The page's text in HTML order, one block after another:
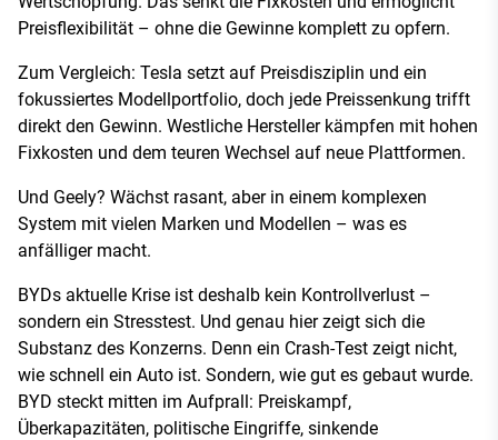
Preisflexibilität – ohne die Gewinne komplett zu opfern.
Zum Vergleich: Tesla setzt auf Preisdisziplin und ein
fokussiertes Modellportfolio, doch jede Preissenkung trifft
direkt den Gewinn. Westliche Hersteller kämpfen mit hohen
Fixkosten und dem teuren Wechsel auf neue Plattformen.
Und Geely? Wächst rasant, aber in einem komplexen
System mit vielen Marken und Modellen – was es
anfälliger macht.
BYDs aktuelle Krise ist deshalb kein Kontrollverlust –
sondern ein Stresstest. Und genau hier zeigt sich die
Substanz des Konzerns. Denn ein Crash-Test zeigt nicht,
wie schnell ein Auto ist. Sondern, wie gut es gebaut wurde.
BYD steckt mitten im Aufprall: Preiskampf,
Überkapazitäten, politische Eingriffe, sinkende